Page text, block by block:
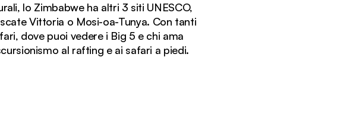
lo Zimbabwe ha altri 3 siti UNESCO,
Vittoria o Mosi-oa-Tunya. Con tanti
dove puoi vedere i Big 5 e chi ama
al rafting e ai safari a piedi.